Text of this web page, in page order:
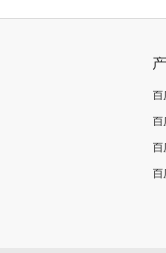
百
百
百
百